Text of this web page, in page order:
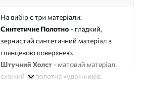
На вибір є три матеріали:
Синтетичне Полотно - гладкий,
зернистий синтетичний матеріал з
глянцевою поверхнею.
Штучний Холст - матовий матеріал,
схожий на полотна художників.